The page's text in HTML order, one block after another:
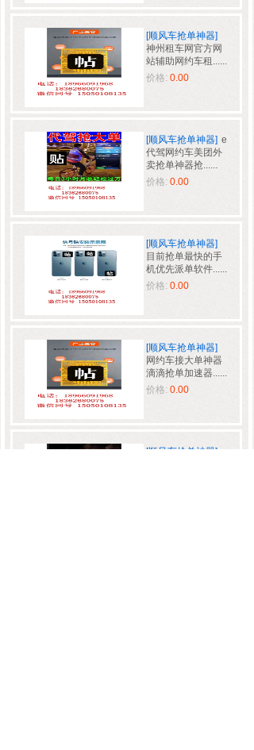
[顺风车抢单神器]
神州租车网官方网
站辅助网约车租......
价格: 0.00
[顺风车抢单神器] e
代驾网约车美团外
卖抢单神器抢......
价格: 0.00
[顺风车抢单神器]
目前抢单最快的手
机优先派单软件......
价格: 0.00
[顺风车抢单神器]
网约车接大单神器
滴滴抢单加速器......
价格: 0.00
[顺风车抢单神器]